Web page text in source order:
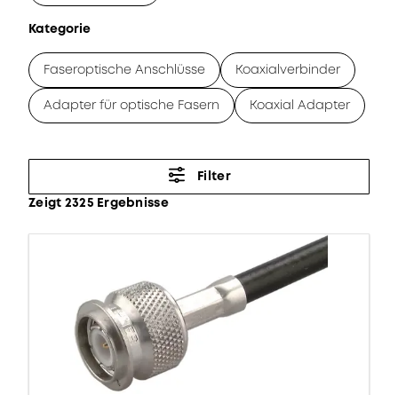
Kategorie
Faseroptische Anschlüsse Koaxialverbinder
Adapter für optische Fasern Koaxial Adapter
Filter
Zeigt 2325 Ergebnisse